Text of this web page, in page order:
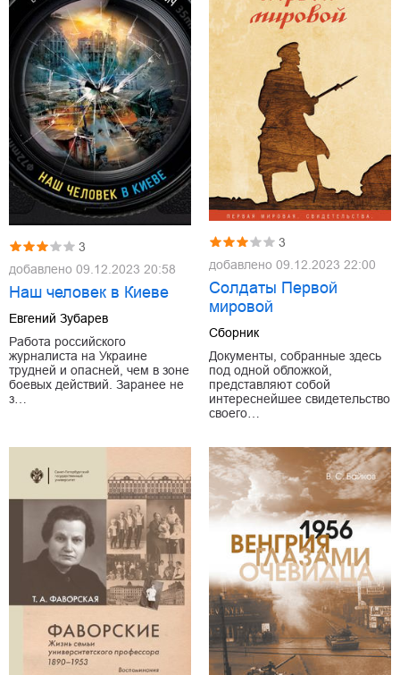
3
добавлено 09.12.2023 20:58
Наш человек в Киеве
Евгений Зубарев
Работа российского
журналиста на Украине
трудней и опасней, чем в зоне
боевых действий. Заранее не
з…
3
добавлено 09.12.2023 22:00
Солдаты Первой
мировой
Сборник
Документы, собранные здесь
под одной обложкой,
представляют собой
интереснейшее свидетельство
своего…